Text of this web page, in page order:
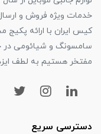
خدمات ویژه فروش و
کیس ایران با ارائه پکیج
سامسونگ و شیائومی در
مفتخر هستیم به لطف
دسترسی سریع